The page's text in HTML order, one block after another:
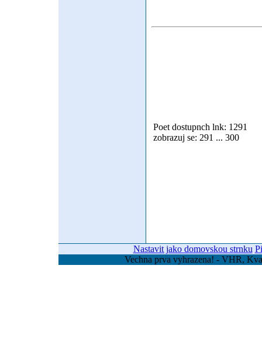
Poet dostupnch lnk: 1291
zobrazuj se: 291 ... 300
Nastavit jako domovskou strnku
Vechna prva vyhrazena! - VHR,